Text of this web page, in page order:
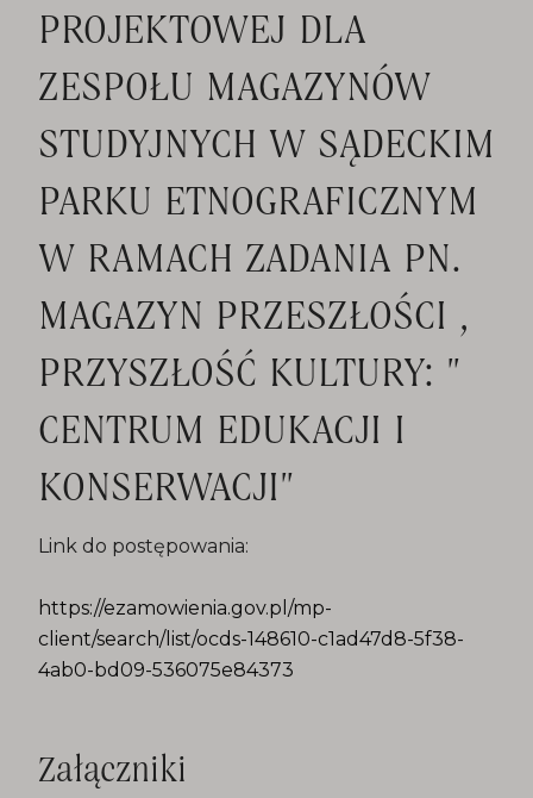
PROJEKTOWEJ DLA
ZESPOŁU MAGAZYNÓW
STUDYJNYCH W SĄDECKIM
PARKU ETNOGRAFICZNYM
W RAMACH ZADANIA PN.
MAGAZYN PRZESZŁOŚCI ,
PRZYSZŁOŚĆ KULTURY: "
CENTRUM EDUKACJI I
KONSERWACJI"
Link do postępowania:
https://ezamowienia.gov.pl/mp-
client/search/list/ocds-148610-c1ad47d8-5f38-
4ab0-bd09-536075e84373
Załączniki